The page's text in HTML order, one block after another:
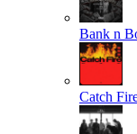
Bank n
Catch